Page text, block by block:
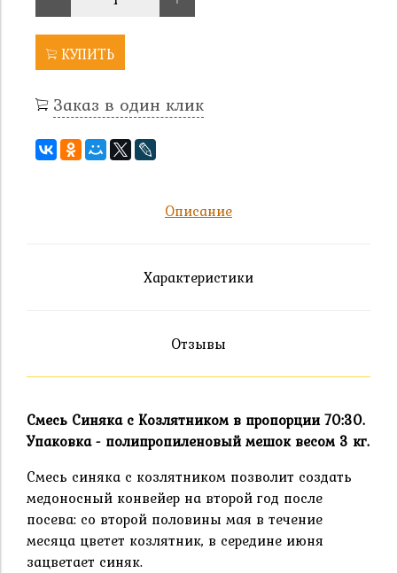
КУПИТЬ
Заказ в один клик
Описание
Характеристики
Отзывы
Смесь Синяка с Козлятником в пропорции 70:30.
Упаковка - полипропиленовый мешок весом 3 кг.
Смесь синяка с козлятником позволит создать
медоносный конвейер на второй год после
посева: со второй половины мая в течение
месяца цветет козлятник, в середине июня
зацветает синяк.